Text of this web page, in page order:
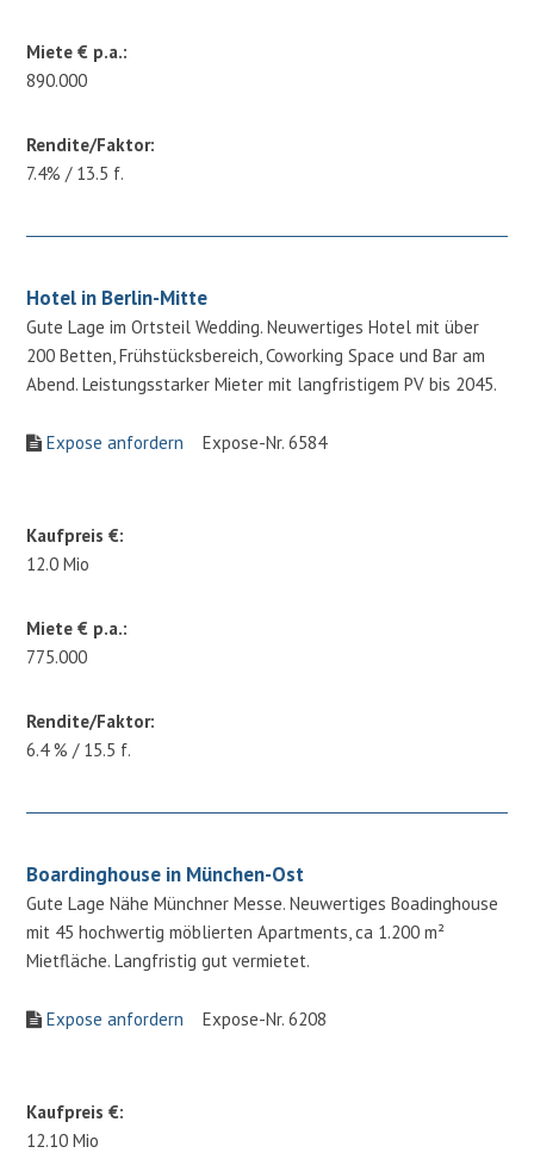
Miete € p.a.:
890.000
Rendite/Faktor:
7.4% / 13.5 f.
Hotel in Berlin-Mitte
Gute Lage im Ortsteil Wedding. Neuwertiges Hotel mit über
200 Betten, Frühstücksbereich, Coworking Space und Bar am
Abend. Leistungsstarker Mieter mit langfristigem PV bis 2045.
Expose anfordern Expose-Nr. 6584
Kaufpreis €:
12.0 Mio
Miete € p.a.:
775.000
Rendite/Faktor:
6.4 % / 15.5 f.
Boardinghouse in München-Ost
Gute Lage Nähe Münchner Messe. Neuwertiges Boadinghouse
mit 45 hochwertig möblierten Apartments, ca 1.200 m²
Mietfläche. Langfristig gut vermietet.
Expose anfordern Expose-Nr. 6208
Kaufpreis €:
12.10 Mio